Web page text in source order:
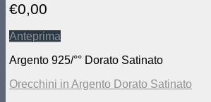
€0,00
Anteprima
Argento 925/°° Dorato Satinato
Orecchini in Argento Dorato Satinato